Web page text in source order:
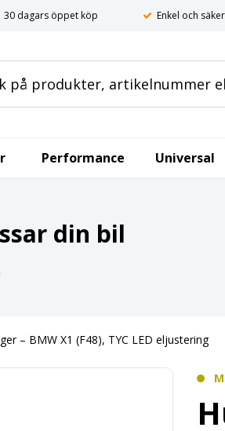
30 dagars öppet köp Enkel och
Performance Universal
din bil
– BMW X1 (F48), TYC LED eljustering